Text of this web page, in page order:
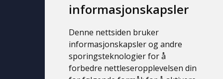
informasjonskapsler
Denne nettsiden bruker
informasjonskapsler og andre
sporingsteknologier for å
forbedre nettleseropplevelsen din
Support
Kontakt
Personvernerklæring